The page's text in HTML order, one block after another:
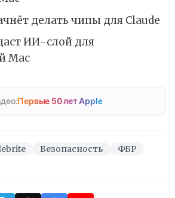
делать чипы для Claude
ИИ-слой для
Mac
Первые 50 лет Apple
Безопасность ФБР